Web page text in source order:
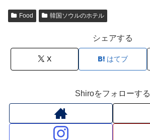
Food 韓国ソウルのホテル
シェアする
X はてブ
Shiroをフォローする